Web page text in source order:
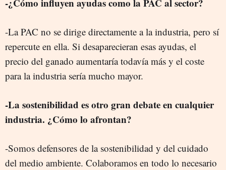
-¿Cómo influyen ayudas como la PAC al sector?
-La PAC no se dirige directamente a la industria, pero sí
repercute en ella. Si desaparecieran esas ayudas, el
precio del ganado aumentaría todavía más y el coste
para la industria sería mucho mayor.
-La sostenibilidad es otro gran debate en cualquier
industria. ¿Cómo lo afrontan?
-Somos defensores de la sostenibilidad y del cuidado
del medio ambiente. Colaboramos en todo lo necesario